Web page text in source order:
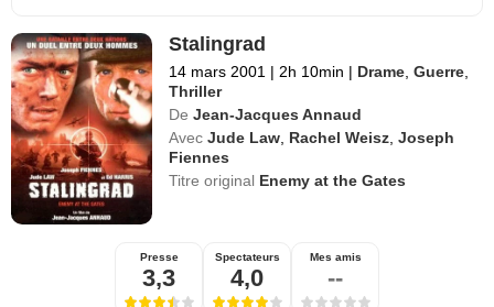
Stalingrad
14 mars 2001 | 2h 10min | Drame ,Guerre
Thriller
De Jean-Jacques Annaud
Avec Jude Law Rachel Weisz ,Joseph
Fiennes
Titre original Enemy at the Gates
Presse
3,3
Spectateurs
4,0
Mes amis
--